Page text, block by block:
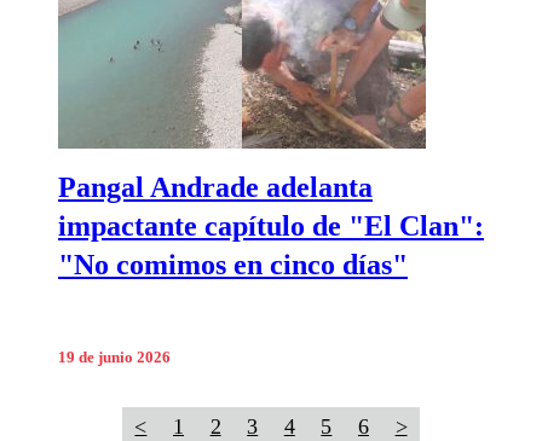
Pangal Andrade adelanta
impactante capítulo de "El Clan":
"No comimos en cinco días"
19 de junio 2026
< 1 2 3 4 5 6 >